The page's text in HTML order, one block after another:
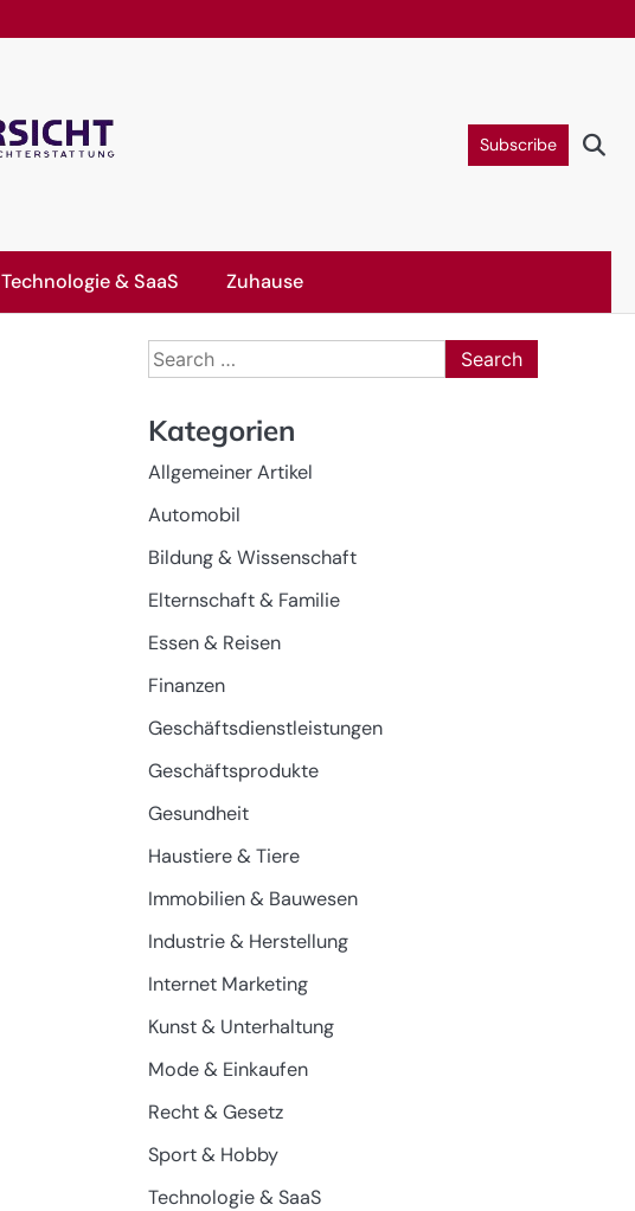
Subscribe
Technologie & SaaS Zuhause
Search
for:
Kategorien
Allgemeiner Artikel
Automobil
Bildung & Wissenschaft
Elternschaft & Familie
Essen & Reisen
Finanzen
Geschäftsdienstleistungen
Geschäftsprodukte
Gesundheit
Haustiere & Tiere
Immobilien & Bauwesen
Industrie & Herstellung
Internet Marketing
Kunst & Unterhaltung
Mode & Einkaufen
Recht & Gesetz
Sport & Hobby
Technologie & SaaS